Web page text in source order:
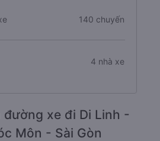
140 chuyến
4 nhà xe
xe đi Di Linh -
Môn - Sài Gòn